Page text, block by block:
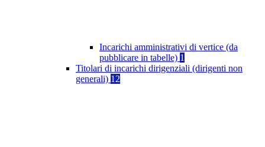
Incarichi amministrativi di vertice (da
pubblicare in tabelle) 1
Titolari di incarichi dirigenziali (dirigenti non
generali) 12